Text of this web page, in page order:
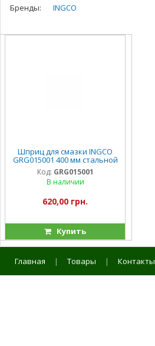
Бренды: INGCO
Шприц для смазки INGCO
GRG015001 400 мм стальной
Код: GRG015001
В наличии
620,00 грн.
Купить
Главная | Товары | Контакты